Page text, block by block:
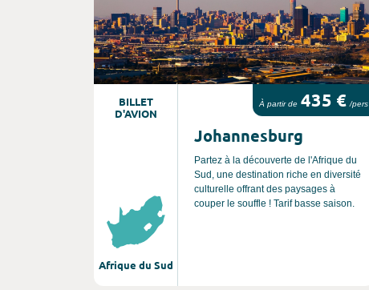
BILLET
D'AVION
Afrique du Sud
À partir de 435 € /pers
Johannesburg
Partez à la découverte de l'Afrique du
Sud, une destination riche en diversité
culturelle offrant des paysages à
couper le souffle ! Tarif basse saison.